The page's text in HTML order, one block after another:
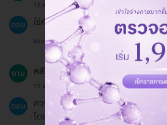
19 ธ.ค. 2024
ตอบ ใช่ค่ะ ควรโทรนัดหมายกับคลินิกหลังจ
ตอบโดยทีมงาน HD
ถาม หลังจากทำคอร์สนี้ ควรหลีกเลี่ยงอะ
19 ธ.ค. 2024
ตอบ
ควรหลีกเลี่ยงการใช้ผลิตภัณฑ์ที่มีสา
โดยตรงในช่วง 24-48 ชั่วโมงหลังการท